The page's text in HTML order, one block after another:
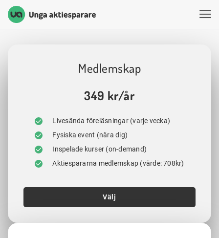
Unga Aktiesparare
Medlemskap
349 kr/år
Livesända föreläsningar (varje vecka)
Fysiska event (nära dig)
Inspelade kurser (on-demand)
Aktiespararna medlemskap (värde: 708kr)
Välj